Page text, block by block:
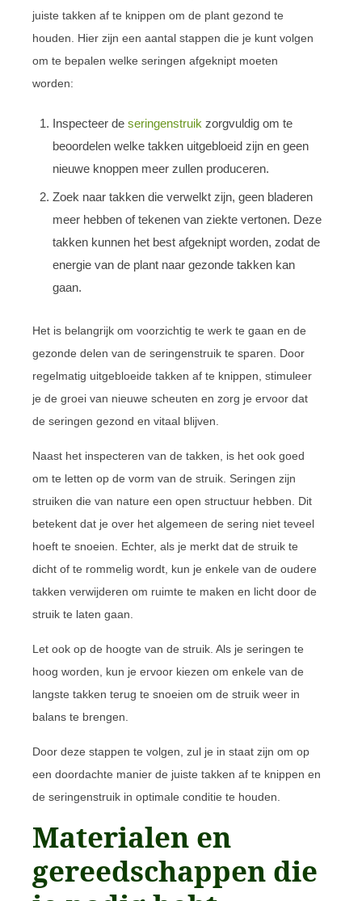
juiste takken af te knippen om de plant gezond te
houden. Hier zijn een aantal stappen die je kunt volgen
om te bepalen welke seringen afgeknipt moeten
worden:
Inspecteer de seringenstruik zorgvuldig om te
beoordelen welke takken uitgebloeid zijn en geen
nieuwe knoppen meer zullen produceren.
Zoek naar takken die verwelkt zijn, geen bladeren
meer hebben of tekenen van ziekte vertonen. Deze
takken kunnen het best afgeknipt worden, zodat de
energie van de plant naar gezonde takken kan
gaan.
Het is belangrijk om voorzichtig te werk te gaan en de
gezonde delen van de seringenstruik te sparen. Door
regelmatig uitgebloeide takken af te knippen, stimuleer
je de groei van nieuwe scheuten en zorg je ervoor dat
de seringen gezond en vitaal blijven.
Naast het inspecteren van de takken, is het ook goed
om te letten op de vorm van de struik. Seringen zijn
struiken die van nature een open structuur hebben. Dit
betekent dat je over het algemeen de sering niet teveel
hoeft te snoeien. Echter, als je merkt dat de struik te
dicht of te rommelig wordt, kun je enkele van de oudere
takken verwijderen om ruimte te maken en licht door de
struik te laten gaan.
Let ook op de hoogte van de struik. Als je seringen te
hoog worden, kun je ervoor kiezen om enkele van de
langste takken terug te snoeien om de struik weer in
balans te brengen.
Door deze stappen te volgen, zul je in staat zijn om op
een doordachte manier de juiste takken af te knippen en
de seringenstruik in optimale conditie te houden.
Materialen en
gereedschappen die